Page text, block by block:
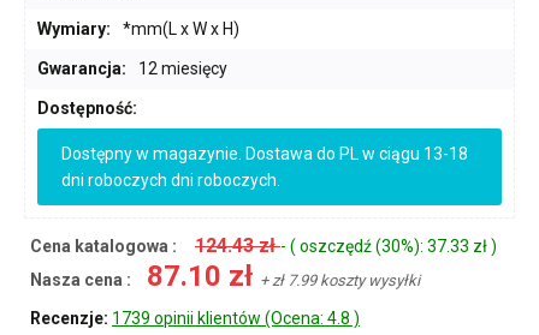
Wymiary: *mm(L x W x H)
Gwarancja: 12 miesięcy
Dostępność:
Dostępny w magazynie. Dostawa do PL w ciągu 13-18
dni roboczych dni roboczych.
Cena katalogowa : 124.43 zł- ( oszczędź (30%): 37.33 zł )
Nasza cena :
87.10 zł + zł 7.99 koszty wysyłki
Recenzje: 1739 opinii klientów (Ocena: 4.8 )